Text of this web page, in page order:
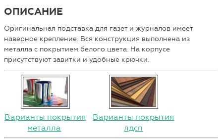
ОПИСАНИЕ
Оригинальная подставка для газет и журналов имеет
наверное крепление. Вся конструкция выполнена из
металла с покрытием белого цвета. На корпусе
присутствуют завитки и удобные крючки.
Варианты покрытия
металла
Варианты покрытия
лдсп